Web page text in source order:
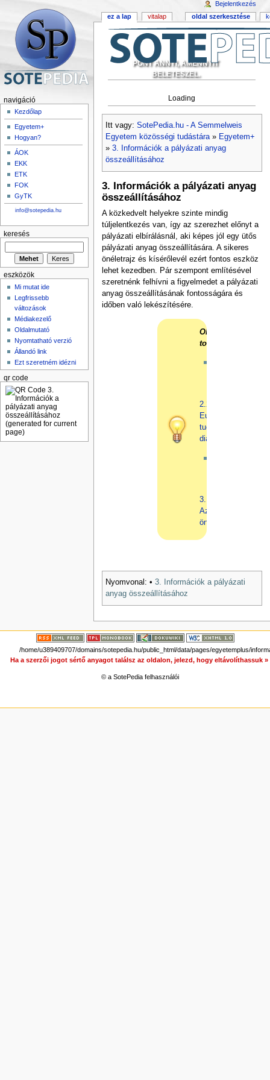
PONT ANNYI, AMENNYIT
BELETESZEL.
Loading
Itt vagy: SotePedia.hu - A Semmelweis
Egyetem közösségi tudástára» Egyetem+
» 3. Információk a pályázati anyag
összeállításához
3. Információk a pályázati anyag
összeállításához
A közkedvelt helyekre szinte mindig
túljelentkezés van, így az szerezhet előnyt a
pályázati elbírálásnál, aki képes jól egy ütős
pályázati anyag összeállítására. A sikeres
önéletrajz és kísérőlevél ezért fontos eszköz
lehet kezedben. Pár szempont említésével
szeretnénk felhívni a figyelmedet a pályázati
anyag összeállításának fontosságára és
időben való lekészítésére.
Olvasd
tovább!
2.2.4.
Európai
tudományos
diákkonferenciák
3.1.
Az
önéletrajz
Nyomvonal: • 3. Információk a pályázati
anyag összeállításához
ez a lap vitalap oldal szerkesztése
Bejelentkezés
navigáció
Kezdőlap
Egyetem+
Hogyan?
ÁOK
EKK
ETK
FOK
GyTK
info@sotepedia.hu
keresés
eszközök
Mi mutat ide
Legfrissebb
változások
Médiakezelő
Oldalmutató
Nyomtatható verzió
Állandó link
Ezt szeretném idézni
qr code
/home/u389409707/domains/sotepedia.hu/public_html/data/pages/egyetemplus/
Ha a szerzői jogot sértő anyagot találsz az oldalon, jelezd, hogy eltávolíthassuk »
© a SotePedia felhasználói